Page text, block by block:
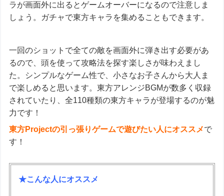
ラが画面外に出るとゲームオーバーになるので注意しま
しょう。ガチャで東方キャラを集めることもできます。
一回のショットで全ての敵を画面外に弾き出す必要があ
るので、頭を使って攻略法を探す楽しさが味わえまし
た。シンプルなゲーム性で、小さなお子さんから大人ま
で楽しめると思います。東方アレンジBGMが数多く収録
されていたり、全110種類の東方キャラが登場するのが魅
力です！
東方Projectの引っ張りゲームで遊びたい人にオススメで
す！
★こんな人にオススメ